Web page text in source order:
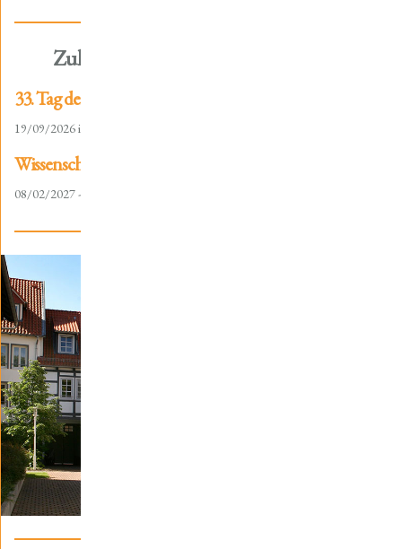
Zukünftige Vorträge / Exkursionen
33. Tag der Thüringischen Landesgeschichte
19/09/2026 in Schleusingen
Wissenschaftliche Tagung "Reichsstadt und Gericht"
08/02/2027 - 10/02/2027 in Mühlhausen